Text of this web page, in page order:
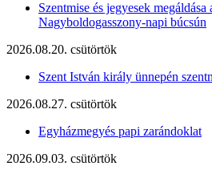
Szentmise és jegyesek megáldása
Nagyboldogasszony-napi búcsún
2026.08.20. csütörtök
Szent István király ünnepén
2026.08.27. csütörtök
Egyházmegyés papi zarándoklat
2026.09.03. csütörtök